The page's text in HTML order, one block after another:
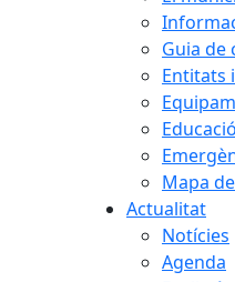
Guia de
Entitats
Educació
Mapa
Actualitat
Notícies
Agenda